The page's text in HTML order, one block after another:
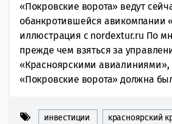
«Покровские ворота» ведут
обанкротившейся авикомпании
иллюстрация с nordextur.ru По
прежде чем взяться за
«Красноярскими авиалиниями»,
«Покровские ворота» должна
инвестиции красноярский